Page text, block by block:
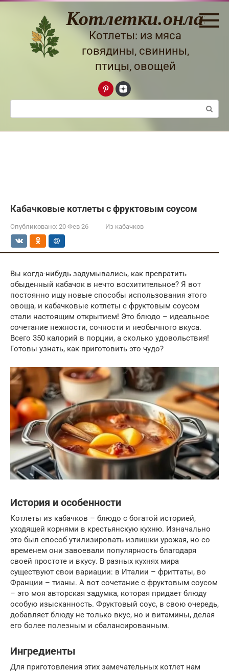
Перейти
Котлетки.онлайн
Котлеты: из мяса
говядины, свинины,
птицы, овощей
Поиск:
Кабачковые котлеты с фруктовым соусом
Опубликовано: 20 Фев 26 Из кабачков
Вы когда-нибудь задумывались, как превратить
обыденный кабачок в нечто восхитительное? Я вот
постоянно ищу новые способы использования этого
овоща, и кабачковые котлеты с фруктовым соусом
стали настоящим открытием! Это блюдо – идеальное
сочетание нежности, сочности и необычного вкуса.
Всего 350 калорий в порции, а сколько удовольствия!
Готовы узнать, как приготовить это чудо?
История и особенности
Котлеты из кабачков – блюдо с богатой историей,
уходящей корнями в крестьянскую кухню. Изначально
это был способ утилизировать излишки урожая, но со
временем они завоевали популярность благодаря
своей простоте и вкусу. В разных кухнях мира
существуют свои вариации: в Италии – фриттаты, во
Франции – тианы. А вот сочетание с фруктовым соусом
– это моя авторская задумка, которая придает блюду
особую изысканность. Фруктовый соус, в свою очередь,
добавляет блюду не только вкус, но и витамины, делая
его более полезным и сбалансированным.
Ингредиенты
Для приготовления этих замечательных котлет нам